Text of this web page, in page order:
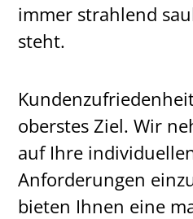
immer strahlend
steht.
oberstes Ziel. Wir
auf Ihre
Anforderungen
bieten Ihnen eine